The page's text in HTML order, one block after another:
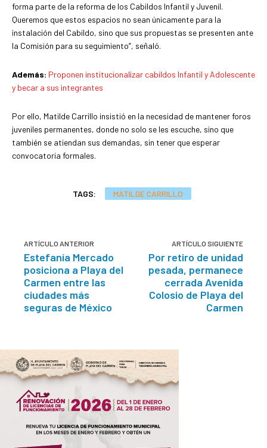
forma parte de la reforma de los Cabildos Infantil y Juvenil.
Queremos que estos espacios no sean únicamente para la
instalación del Cabildo, sino que sus propuestas se presenten ante
la Comisión para su seguimiento”, señaló.
Además: Proponen institucionalizar cabildos Infantil y Adolescente
y becar a sus integrantes
Por ello, Matilde Carrillo insistió en la necesidad de mantener foros
juveniles permanentes, donde no solo se les escuche, sino que
también se atiendan sus demandas, sin tener que esperar
convocatoria formales.
TAGS: MATILDE CARRILLO
ARTÍCULO ANTERIOR
Estefanía Mercado
posiciona a Playa del
Carmen entre las
ciudades más
seguras de México
ARTÍCULO SIGUIENTE
Por retiro de unidad
pesada, permanece
cerrada Avenida
Colosio de Playa del
Carmen